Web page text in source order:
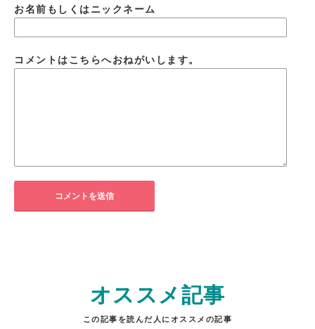
お名前もしくはニックネーム
コメントはこちらへおねがいします。
オススメ記事
この記事を読んだ人にオススメの記事